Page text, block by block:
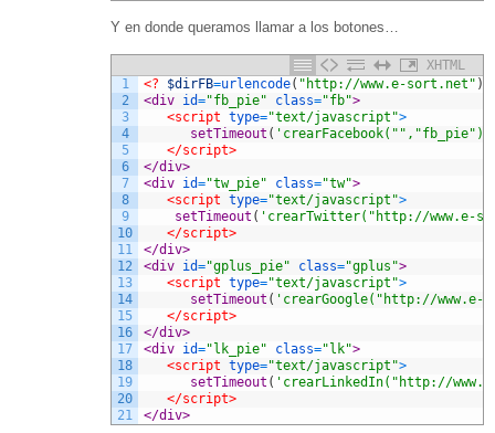
Y en donde queramos llamar a los botones…
XHTML
1
2
3
4
5
6
7
8
9
10
11
12
13
14
15
16
17
18
19
20
21
<? $dirFB=urlencode( "http://www.e-sort.net" )
<div id="fb_pie" class="fb">
<script type="text/javascript">
setTimeout ( 'crearFacebook("","fb_pie")'
</script>
</div>
<div id="tw_pie" class="tw">
<script type="text/javascript">
setTimeout ( 'crearTwitter("http://www.e-
</script>
</div>
<div id="gplus_pie" class="gplus">
<script type="text/javascript">
setTimeout ( 'crearGoogle("http://
</script>
</div>
<div id="lk_pie" class="lk">
<script type="text/javascript">
setTimeout ( 'crearLinkedIn("http://
</script>
</div>